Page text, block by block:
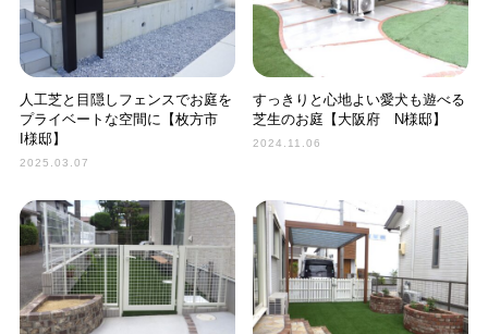
人工芝と目隠しフェンスでお庭を
プライベートな空間に【枚方市
I様邸】
2025.03.07
すっきりと心地よい愛犬も遊べる
芝生のお庭【大阪府 N様邸】
2024.11.06